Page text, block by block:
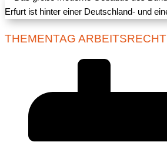
THEMENTAG ARBEITSRECHT